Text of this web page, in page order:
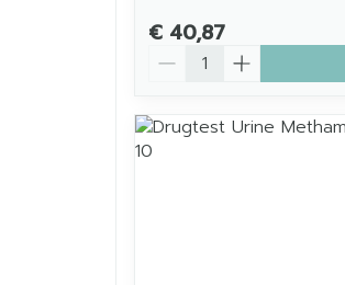
€ 40,87
Aantal